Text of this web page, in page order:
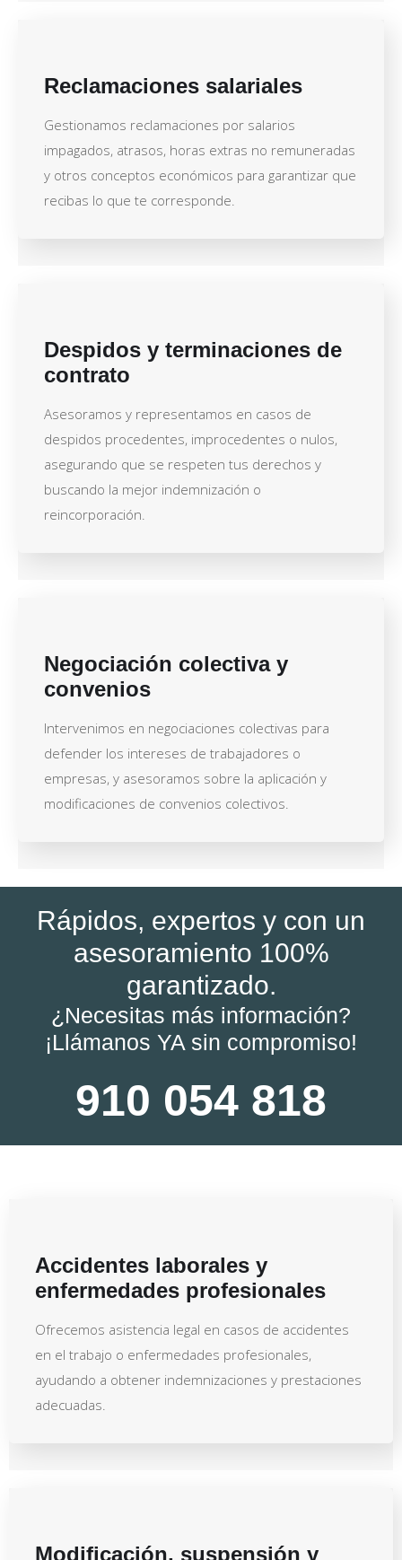
Reclamaciones salariales
Gestionamos reclamaciones por salarios
impagados, atrasos, horas extras no remuneradas
y otros conceptos económicos para garantizar que
recibas lo que te corresponde.
Despidos y terminaciones de
contrato
Asesoramos y representamos en casos de
despidos procedentes, improcedentes o nulos,
asegurando que se respeten tus derechos y
buscando la mejor indemnización o
reincorporación.
Negociación colectiva y
convenios
Intervenimos en negociaciones colectivas para
defender los intereses de trabajadores o
empresas, y asesoramos sobre la aplicación y
modificaciones de convenios colectivos.
Rápidos, expertos y con un
asesoramiento 100%
garantizado.
¿Necesitas más información?
¡Llámanos YA sin compromiso!
910 054 818
Accidentes laborales y
enfermedades profesionales
Ofrecemos asistencia legal en casos de accidentes
en el trabajo o enfermedades profesionales,
ayudando a obtener indemnizaciones y prestaciones
adecuadas.
Modificación, suspensión y